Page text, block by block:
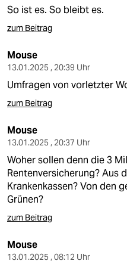
So ist es. So bleibt es.
zum Beitrag
Mouse
13.01.2025 , 20:39 Uhr
Umfragen von vorletzter
zum Beitrag
Mouse
13.01.2025 , 20:37 Uhr
Woher sollen denn die 3
Rentenversicherung? Aus
Krankenkassen? Von den
Grünen?
zum Beitrag
Mouse
13.01.2025 , 08:12 Uhr